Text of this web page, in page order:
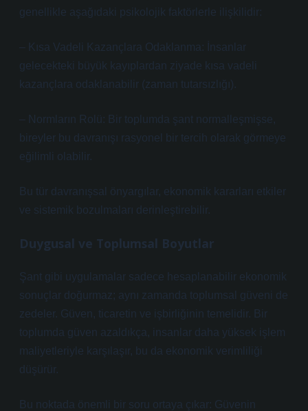
genellikle aşağıdaki psikolojik faktörlerle ilişkilidir:
– Kısa Vadeli Kazançlara Odaklanma: İnsanlar
gelecekteki büyük kayıplardan ziyade kısa vadeli
kazançlara odaklanabilir (zaman tutarsızlığı).
– Normların Rolü: Bir toplumda şant normalleşmişse,
bireyler bu davranışı rasyonel bir tercih olarak görmeye
eğilimli olabilir.
Bu tür davranışsal önyargılar, ekonomik kararları etkiler
ve sistemik bozulmaları derinleştirebilir.
Duygusal ve Toplumsal Boyutlar
Şant gibi uygulamalar sadece hesaplanabilir ekonomik
sonuçlar doğurmaz; aynı zamanda toplumsal güveni de
zedeler. Güven, ticaretin ve işbirliğinin temelidir. Bir
toplumda güven azaldıkça, insanlar daha yüksek işlem
maliyetleriyle karşılaşır, bu da ekonomik verimliliği
düşürür.
Bu noktada önemli bir soru ortaya çıkar: Güvenin